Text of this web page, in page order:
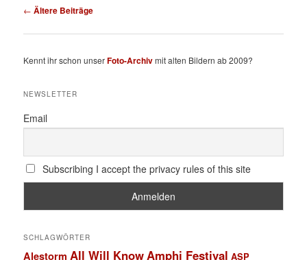
Beitragsnavigation
← Ältere Beiträge
Kennt ihr schon unserFoto-Archivmit alten Bildern ab 2009?
NEWSLETTER
Email
Subscribing I accept the privacy rules of this site
SCHLAGWÖRTER
Alestorm All Will KnowAmphi Festival ASP